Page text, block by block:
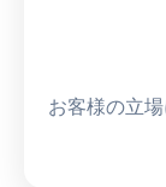
お客様の立